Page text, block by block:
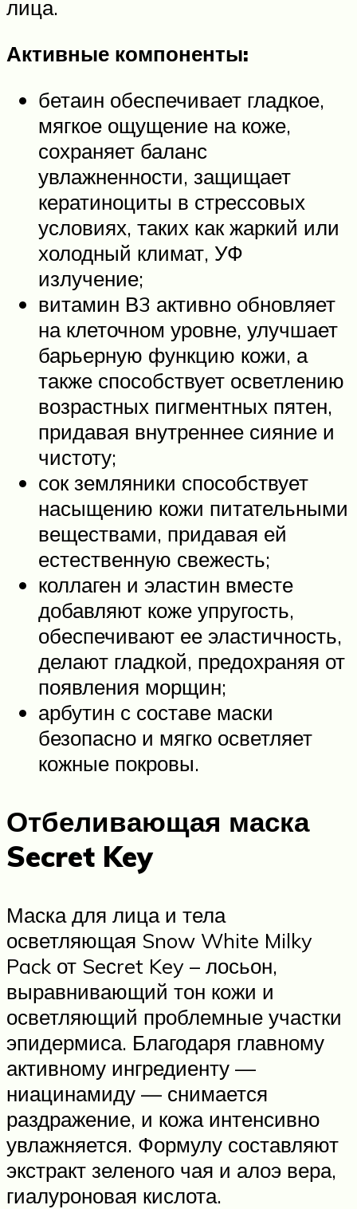
лица.
Активные компоненты:
бетаин обеспечивает гладкое,
мягкое ощущение на коже,
сохраняет баланс
увлажненности, защищает
кератиноциты в стрессовых
условиях, таких как жаркий или
холодный климат, УФ
излучение;
витамин В3 активно обновляет
на клеточном уровне, улучшает
барьерную функцию кожи, а
также способствует осветлению
возрастных пигментных пятен,
придавая внутреннее сияние и
чистоту;
сок земляники способствует
насыщению кожи питательными
веществами, придавая ей
естественную свежесть;
коллаген и эластин вместе
добавляют коже упругость,
обеспечивают ее эластичность,
делают гладкой, предохраняя от
появления морщин;
арбутин с составе маски
безопасно и мягко осветляет
кожные покровы.
Отбеливающая маска
Secret Key
Маска для лица и тела
осветляющая Snow White Milky
Pack от Seсret Key – лосьон,
выравнивающий тон кожи и
осветляющий проблемные участки
эпидермиса. Благодаря главному
активному ингредиенту —
ниацинамиду — снимается
раздражение, и кожа интенсивно
увлажняется. Формулу составляют
экстракт зеленого чая и алоэ вера,
гиалуроновая кислота.